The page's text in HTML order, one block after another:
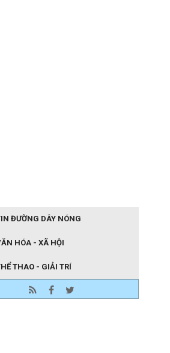
ĐƯỜNG DÂY NÓNG
HÓA - XÃ HỘI
THAO - GIẢI TRÍ